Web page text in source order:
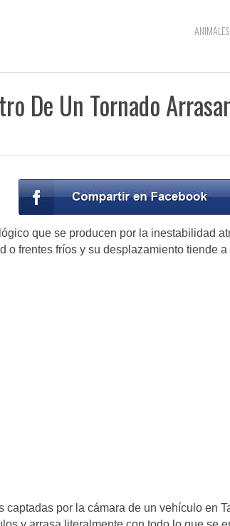
ANIMALES
De Un Tornado
que se producen por la inestabilidad
o frentes fríos y su desplazamiento tiende
captadas por la cámara de un vehículo en